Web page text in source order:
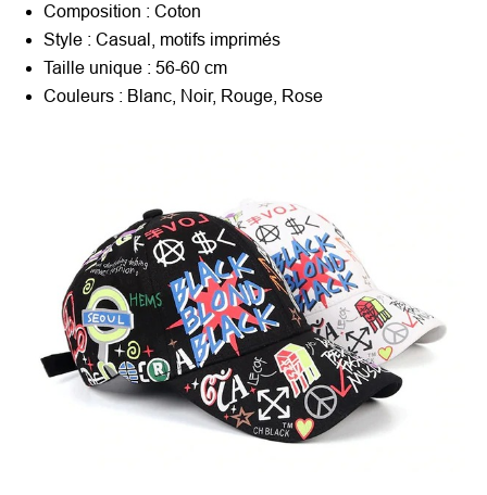
Composition : Coton
Style : Casual, motifs imprimés
Taille unique : 56-60 cm
Couleurs : Blanc, Noir, Rouge, Rose